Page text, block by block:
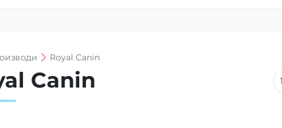
Royal Canin
Canin